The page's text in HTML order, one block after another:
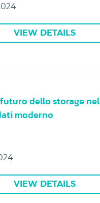
VIEW DETAILS
dello storage nel
moderno
VIEW DETAILS